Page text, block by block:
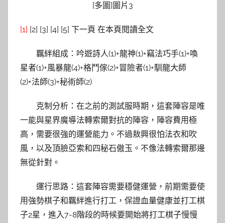
[1] [2] [3] [4] [5] 下一頁 在本頁閱讀全文
羈絆組成：吟遊詩人(1)+龍神(1)+竊法巧手(1)+喚
星者(1)+風暴龍(4)+格鬥傢(2)+冒險者(1)+馴龍大師
(2)+法師(3)+秘術師(2)
克制分析：在之前的測試服時期，這套陣容是唯
一能與星界魔導法轉索爾對抗的陣容，陣容費用極
高，需要很強的運營能力。不過敖興很怕法衣和吹
風，以及頂臉亞索和四秘石傲玉。不像法轉索爾那邊
無從針對。
運行思路：這套陣容需要穩健運營，前期需要使
用強勢棋子和羈絆進行打工，保證血量健康並打工棋
子2星，進入7-8階段的時候要開始將打工棋子慢慢